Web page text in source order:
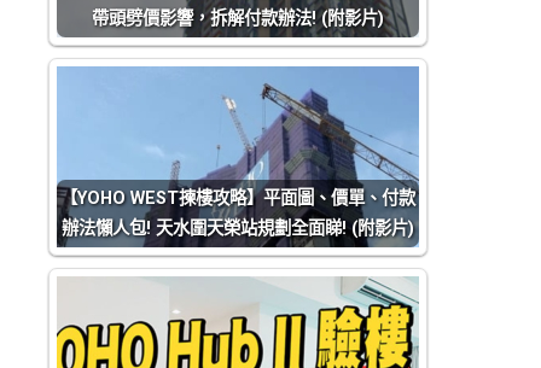
帶頭劈價影響，拆解付款辦法! (附影片)
【YOHO WEST揀樓攻略】平面圖、價單、付款
辦法懶人包! 天水圍天榮站規劃全面睇! (附影片)